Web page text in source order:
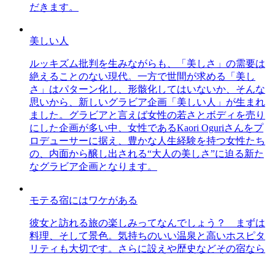
だきます。
美しい人
ルッキズム批判を生みながらも、「美しさ」の需要は
絶えることのない現代。一方で世間が求める「美し
さ」はパターン化し、形骸化してはいないか、そんな
思いから、新しいグラビア企画「美しい人」が生まれ
ました。グラビアと言えば女性の若さとボディを売り
にした企画が多い中、女性であるKaori Oguriさんをプ
ロデューサーに据え、豊かな人生経験を持つ女性たち
の、内面から醸し出される“大人の美しさ”に迫る新た
なグラビア企画となります。
モテる宿にはワケがある
彼女と訪れる旅の楽しみってなんでしょう？ まずは
料理、そして景色。気持ちのいい温泉と高いホスピタ
リティも大切です。さらに設えや歴史などその宿なら